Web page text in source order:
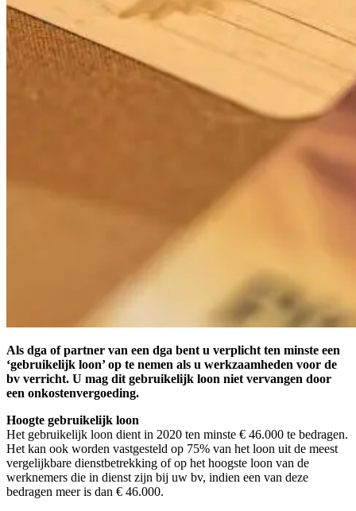
Als dga of partner van een dga bent u verplicht ten minste een
‘gebruikelijk loon’ op te nemen als u werkzaamheden voor de
bv verricht. U mag dit gebruikelijk loon niet vervangen door
een onkostenvergoeding.
Hoogte gebruikelijk loon
Het gebruikelijk loon dient in 2020 ten minste € 46.000 te bedragen.
Het kan ook worden vastgesteld op 75% van het loon uit de meest
vergelijkbare dienstbetrekking of op het hoogste loon van de
werknemers die in dienst zijn bij uw bv, indien een van deze
bedragen meer is dan € 46.000.